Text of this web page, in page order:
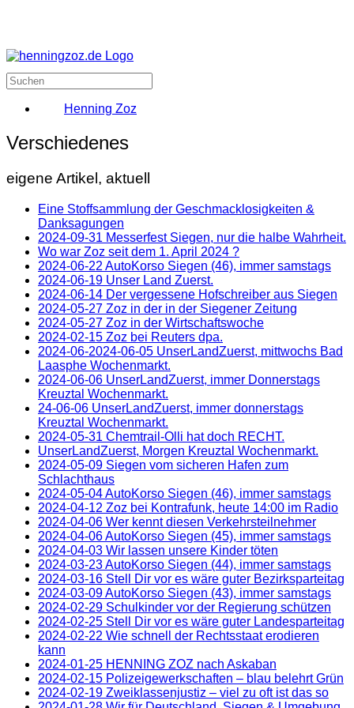
Henning Zoz
Verschiedenes
eigene Artikel, aktuell
Eine Stoffsammlung der Geschmacklosigkeiten &
Danksagungen
2024-09-31 Messerfest Siegen, nur die halbe Wahrheit.
Wo war Zoz seit dem 1. April 2024 ?
2024-06-22 AutoKorso Siegen (46), immer samstags
2024-06-19 Unser Land Zuerst.
2024-06-14 Der vergessene Hofschreiber aus Siegen
2024-05-27 Zoz in der in der Siegener Zeitung
2024-05-27 Zoz in der Wirtschaftswoche
2024-02-15 Zoz bei Reuters dpa.
2024-06-2024-06-05 UnserLandZuerst, mittwochs Bad
Laasphe Wochenmarkt.
2024-06-06 UnserLandZuerst, immer Donnerstags
Kreuztal Wochenmarkt.
24-06-06 UnserLandZuerst, immer donnerstags
Kreuztal Wochenmarkt.
2024-05-31 Chemtrail-Olli hat doch RECHT.
UnserLandZuerst, Morgen Kreuztal Wochenmarkt.
2024-05-09 Siegen vom sicheren Hafen zum
Schlachthaus
2024-05-04 AutoKorso Siegen (46), immer samstags
2024-04-12 Zoz bei Kontrafunk, heute 14:00 im Radio
2024-04-06 Wer kennt diesen Verkehrsteilnehmer
2024-04-06 AutoKorso Siegen (45), immer samstags
2024-04-03 Wir lassen unsere Kinder töten
2024-03-23 AutoKorso Siegen (44), immer samstags
2024-03-16 Stell Dir vor es wäre guter Bezirksparteitag
2024-03-09 AutoKorso Siegen (43), immer samstags
2024-02-29 Schulkinder vor der Regierung schützen
2024-02-25 Stell Dir vor es wäre guter Landesparteitag
2024-02-22 Wie schnell der Rechtsstaat erodieren
kann
2024-01-25 HENNING ZOZ nach Askaban
2024-02-15 Polizeigewerkschaften – blau belehrt Grün
2024-02-19 Zweiklassenjustiz – viel zu oft ist das so